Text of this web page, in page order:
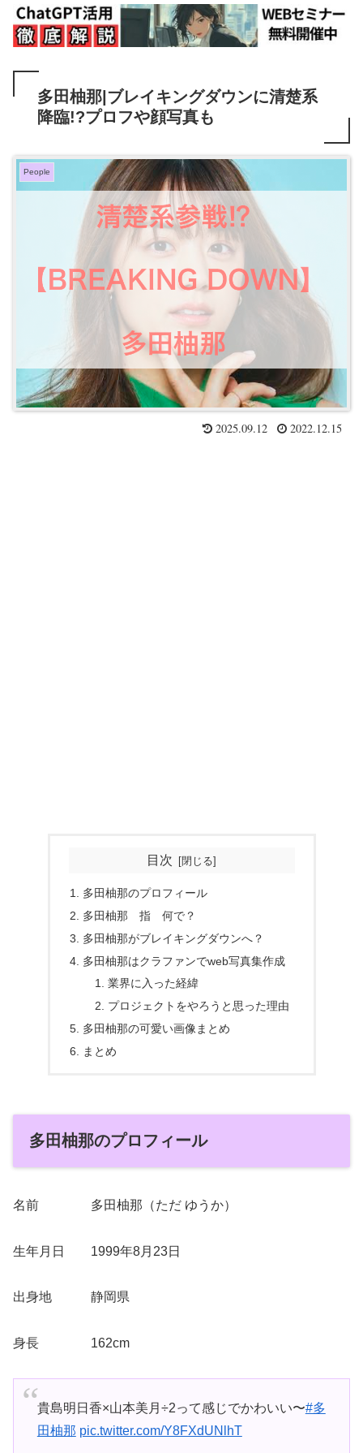
多田柚那|ブレイキングダウンに清楚系
降臨!?プロフや顔写真も
People
2025.09.12 2022.12.15
目次
多田柚那のプロフィール
多田柚那 指 何で？
多田柚那がブレイキングダウンへ？
多田柚那はクラファンでweb写真集作成
業界に入った経緯
プロジェクトをやろうと思った理由
多田柚那の可愛い画像まとめ
まとめ
多田柚那のプロフィール
名前 多田柚那（ただ ゆうか）
生年月日 1999年8月23日
出身地 静岡県
身長 162cm
貴島明日香×山本美月÷2って感じでかわいい〜#多
田柚那 pic.twitter.com/Y8FXdUNlhT